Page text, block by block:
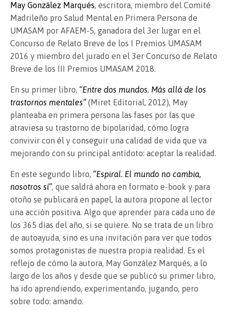
May González Marqués, escritora, miembro del Comité
Madrileño pro Salud Mental en Primera Persona de
UMASAM por AFAEM-5, ganadora del 3er lugar en el
Concurso de Relato Breve de los I Premios UMASAM
2016 y miembro del jurado en el 3er Concurso de Relato
Breve de los III Premios UMASAM 2018.
En su primer libro, “Entre dos mundos. Más allá de los
trastornos mentales” (Miret Editorial, 2012), May
planteaba en primera persona las fases por las que
atraviesa su trastorno de bipolaridad, cómo logra
convivir con él y conseguir una calidad de vida que va
mejorando con su principal antídoto: aceptar la realidad.
En este segundo libro, “Espiral. El mundo no cambia,
nosotros sí”, que saldrá ahora en formato e-book y para
otoño se publicará en papel, la autora propone al lector
una acción positiva. Algo que aprender para cada uno de
los 365 días del año, si se quiere. No se trata de un libro
de autoayuda, sino es una invitación para ver que todos
somos protagonistas de nuestra propia realidad. Es el
reflejo de cómo la autora, May González Marqués, a lo
largo de los años y desde que se publicó su primer libro,
ha ido aprendiendo, experimentando, jugando, pero
sobre todo: amando.